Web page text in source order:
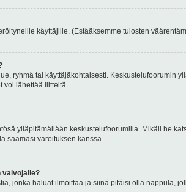
käyttäjille. (Estääksemme tulosten
ryhmä tai käyttäjäkohtaisesti.
voi lähettää liitteitä.
ylläpitämällään keskustelufoorumilla. Mikäli he
saamasi varoituksen kanssa.
valvojalle?
jonka haluat ilmoittaa ja siinä pitäisi olla nappula,